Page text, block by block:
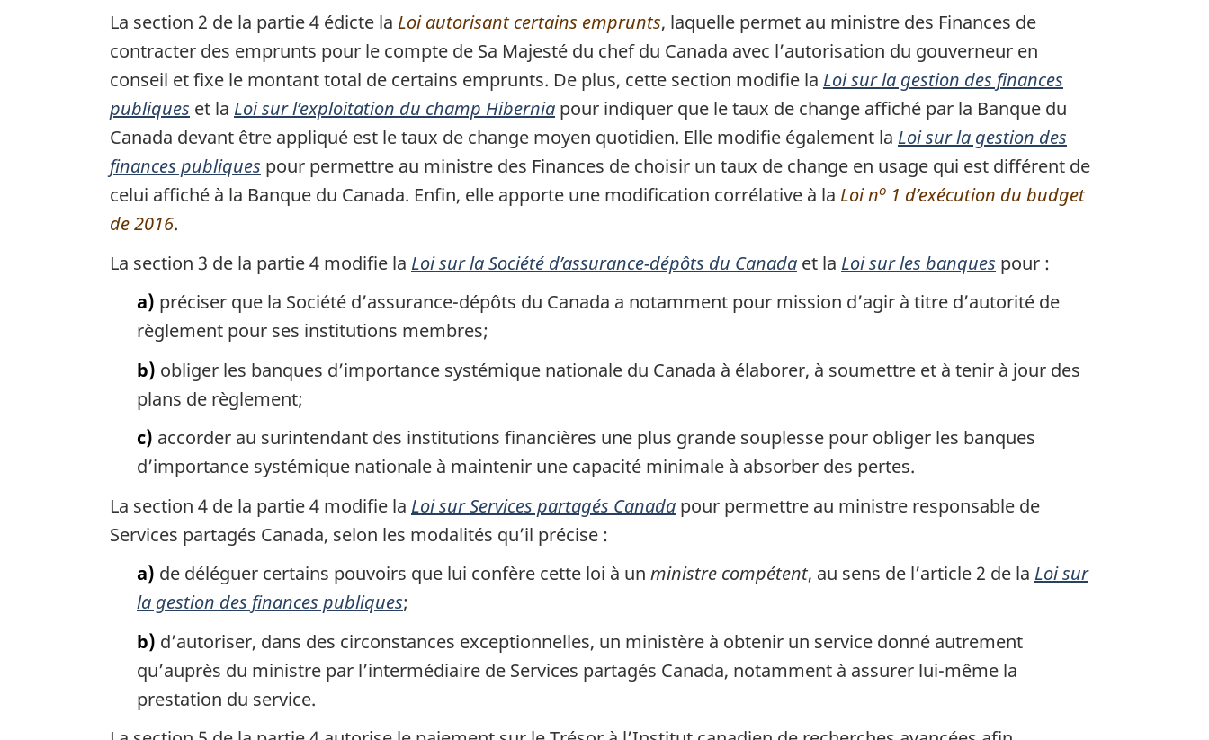
La section 2 de la partie 4 édicte la Loi autorisant certains emprunts, laquelle permet au ministre des Finances de
contracter des emprunts pour le compte de Sa Majesté du chef du Canada avec l’autorisation du gouverneur en
conseil et fixe le montant total de certains emprunts. De plus, cette section modifie la Loi sur la gestion des finances
publiques et la Loi sur l’exploitation du champ Hibernia pour indiquer que le taux de change affiché par la Banque du
Canada devant être appliqué est le taux de change moyen quotidien. Elle modifie également la Loi sur la gestion des
finances publiques pour permettre au ministre des Finances de choisir un taux de change en usage qui est différent de
celui affiché à la Banque du Canada. Enfin, elle apporte une modification corrélative à la Loi no 1 d’exécution du budget
de 2016.
La section 3 de la partie 4 modifie la Loi sur la Société d’assurance-dépôts du Canada et la Loi sur les banques pour :
a) préciser que la Société d’assurance-dépôts du Canada a notamment pour mission d’agir à titre d’autorité de
règlement pour ses institutions membres;
b) obliger les banques d’importance systémique nationale du Canada à élaborer, à soumettre et à tenir à jour des
plans de règlement;
c) accorder au surintendant des institutions financières une plus grande souplesse pour obliger les banques
d’importance systémique nationale à maintenir une capacité minimale à absorber des pertes.
La section 4 de la partie 4 modifie la Loi sur Services partagés Canada pour permettre au ministre responsable de
Services partagés Canada, selon les modalités qu’il précise :
a) de déléguer certains pouvoirs que lui confère cette loi à un ministre compétent, au sens de l’article 2 de la Loi sur
la gestion des finances publiques;
b) d’autoriser, dans des circonstances exceptionnelles, un ministère à obtenir un service donné autrement
qu’auprès du ministre par l’intermédiaire de Services partagés Canada, notamment à assurer lui-même la
prestation du service.